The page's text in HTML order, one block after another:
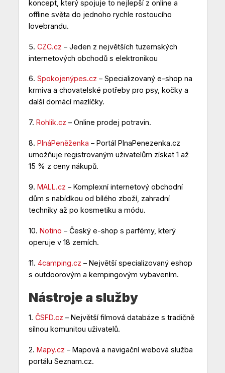
koncept, který spojuje to nejlepší z online a
offline světa do jednoho rychle rostoucího
lovebrandu.
5. CZC.cz – Jeden z největších tuzemských
internetových obchodů s elektronikou
6. Spokojenýpes.cz – Specializovaný e-shop na
krmiva a chovatelské potřeby pro psy, kočky a
další domácí mazlíčky.
7. Rohlik.cz – Online prodej potravin.
8. PlnáPeněženka – Portál PlnaPenezenka.cz
umožňuje registrovaným uživatelům získat 1 až
15 % z ceny nákupů.
9. MALL.cz – Komplexní internetový obchodní
dům s nabídkou od bílého zboží, zahradní
techniky až po kosmetiku a módu.
10. Notino – Český e-shop s parfémy, který
operuje v 18 zemích.
11. 4camping.cz – Největší specializovaný eshop
s outdoorovým a kempingovým vybavením.
Nástroje a služby
1. ČSFD.cz – Největší filmová databáze s tradičně
silnou komunitou uživatelů.
2. Mapy.cz – Mapová a navigační webová služba
portálu Seznam.cz.